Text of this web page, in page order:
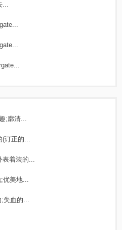
...
;廓清...
(订正的...
表着装的...
优美地...
失血的...